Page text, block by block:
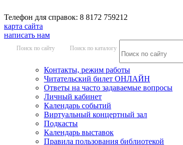
Телефон для справок: 8 8172 759212
карта сайта
написать нам
Поиск по сайту Поиск по каталогу
Контакты, режим работы
Читательский билет ОНЛАЙН
Ответы на часто задаваемые вопросы
Личный кабинет
Календарь событий
Виртуальный концертный зал
Подкасты
Календарь выставок
Правила пользования библиотекой